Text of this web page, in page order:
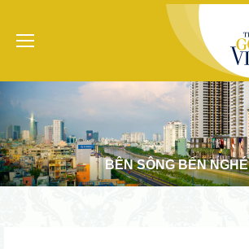
BÊN SÔNG BẾN NGHÉ